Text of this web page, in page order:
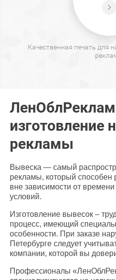
Качественная печать для
изготовление
рекламы
Вывеска — самый
рекламы, который способен
вне зависимости от
условий.
Изготовление вывесок –
процесс, имеющий
особенности. При заказе
Петербурге следует
компании, которой вы
Профессионалы